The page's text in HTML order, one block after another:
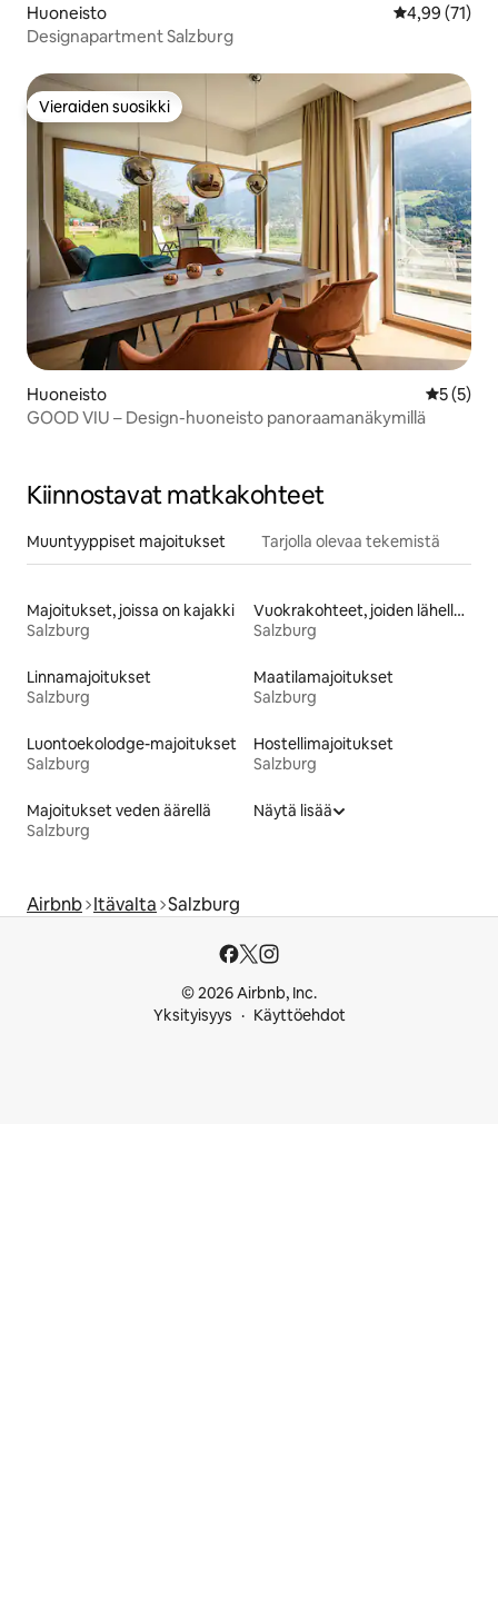
Huoneisto
4,99 (71)
Designapartment Salzburg
Vieraiden suosikki
Vieraiden suosikki
Huoneisto
5 (5)
GOOD VIU – Design-huoneisto panoraamanäkymillä
Kiinnostavat matkakohteet
Muuntyyppiset majoitukset Tarjolla olevaa tekemistä
Majoitukset, joissa on kajakki
Salzburg
Vuokrakohteet, joiden lähellä on rinne tai latu
Salzburg
Linnamajoitukset
Salzburg
Maatilamajoitukset
Salzburg
Luontoekolodge-majoitukset
Salzburg
Hostellimajoitukset
Salzburg
Majoitukset veden äärellä
Salzburg
Näytä lisää
Airbnb Itävalta Salzburg
© 2026 Airbnb, Inc.
Yksityisyys
Käyttöehdot